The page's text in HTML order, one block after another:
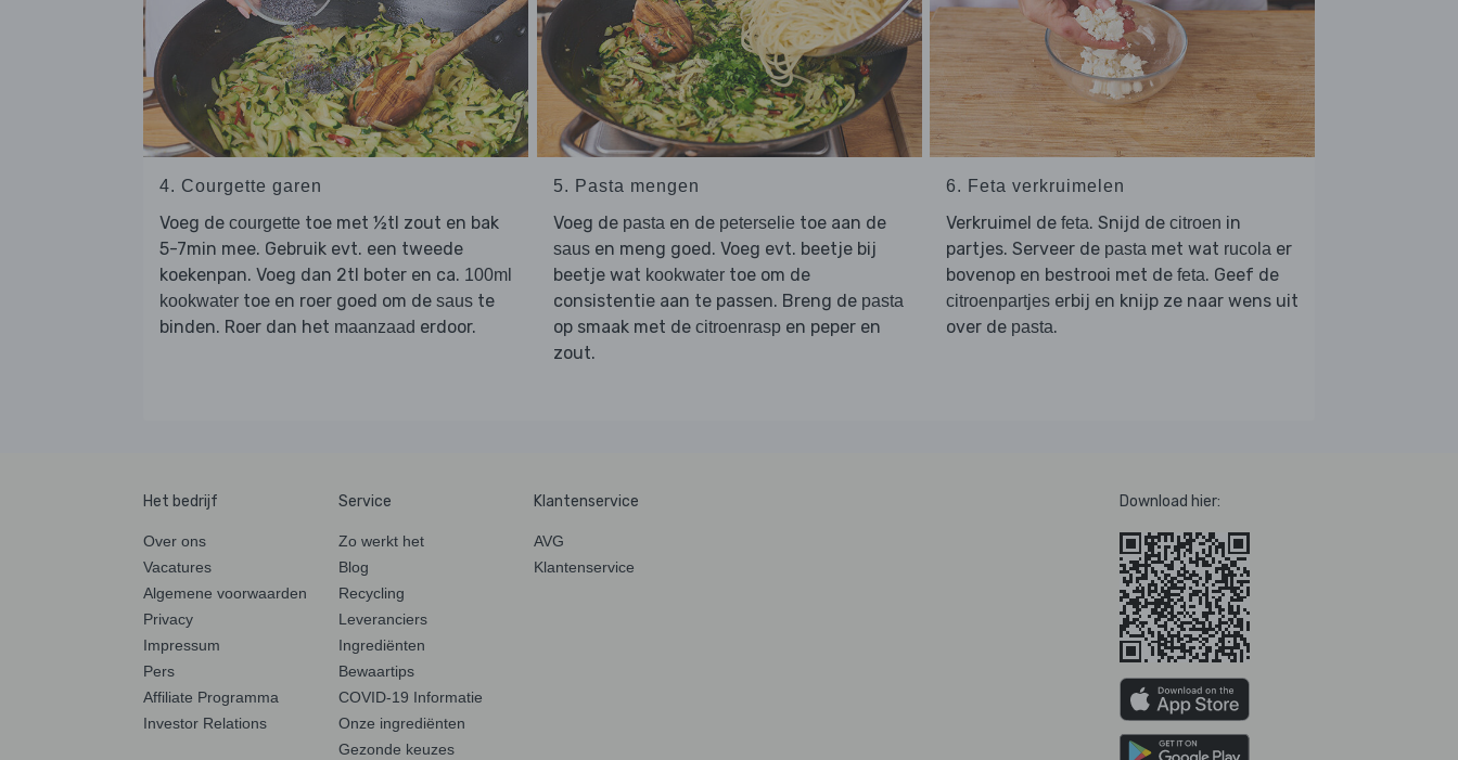
4. Courgette garen
Voeg de courgette toe met ½tl zout en bak
5-7min mee. Gebruik evt. een tweede
koekenpan. Voeg dan 2tl boter en ca. 100ml
kookwater toe en roer goed om de saus te
binden. Roer dan het maanzaad erdoor.
5. Pasta mengen
Voeg de pasta en de peterselie toe aan de
sausen meng goed. Voeg evt. beetje bij
beetje wat kookwatertoe om de
consistentie aan te passen. Breng de pasta
op smaak met de citroenraspen peper en
zout.
6. Feta verkruimelen
Verkruimel de feta. Snijd de citroen in
partjes. Serveer de pasta met wat rucola er
bovenop en bestrooi met de feta. Geef de
citroenpartjes erbij en knijp ze naar wens uit
over de pasta.
Het bedrijf
Over ons
Vacatures
Algemene voorwaarden
Privacy
Impressum
Pers
Affiliate Programma
Investor Relations
Service
Zo werkt het
Blog
Recycling
Leveranciers
Ingrediënten
Bewaartips
COVID-19 Informatie
Onze ingrediënten
Gezonde keuzes
Klantenservice
AVG
Klantenservice
Download hier: